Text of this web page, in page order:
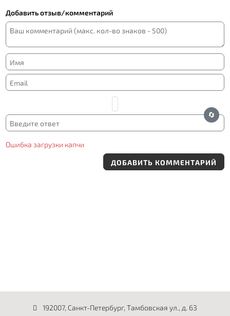
Добавить отзыв/комментарий
🔄
Ошибка загрузки капчи
ДОБАВИТЬ КОММЕНТАРИЙ
192007, Санкт-Петербург, Тамбовская ул., д. 63